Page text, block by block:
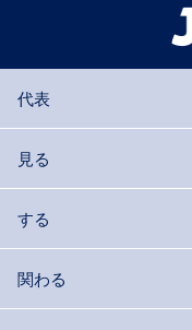
代表
見る
する
関わる